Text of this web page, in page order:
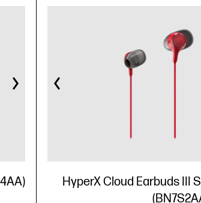
سماعات الأذن HyperX Cloud Earbuds III S